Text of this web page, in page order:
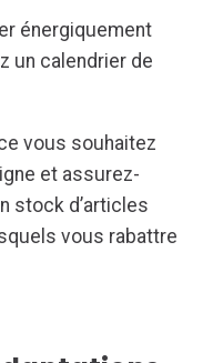
énergiquement
un calendrier de
vous souhaitez
et assurez-
stock d’articles
vous rabattre